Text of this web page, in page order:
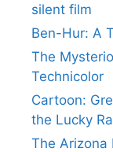
silent film
Ben-Hur: A
The
Technicolor
Cartoon:
the Lucky
The Arizona